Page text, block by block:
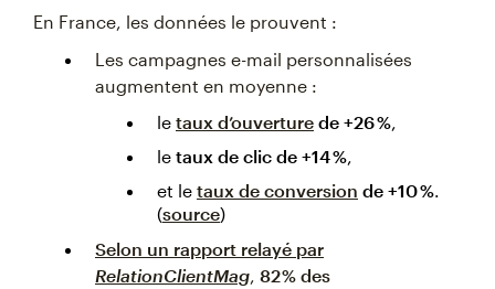
En France, les données le prouvent :
Les campagnes e-mail personnalisées
augmentent en moyenne :
le taux d’ouverture de +26 %
le taux de clic de +14 %
et le taux de conversion de +10 %
(source)
Selon un rapport relayé par
RelationClientMag 82 % des